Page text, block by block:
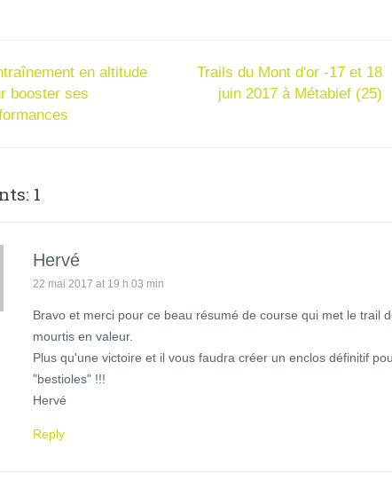
en altitude
booster ses
Trails du Mont d'or -17 et 18
juin 2017 à Métabief (25)
1
Hervé
22 mai 2017 at 19 h 03 min
Bravo et merci pour ce beau résumé de course qui met le trail
mourtis en valeur.
Plus qu'une victoire et il vous faudra créer un enclos définitif
"bestioles" !!!
Hervé
Reply